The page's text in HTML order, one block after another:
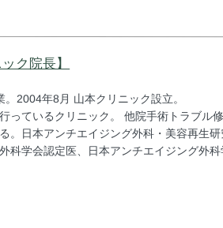
ク院長】
2004年8月 山本クリニック設立。
っているクリニック。 他院手術トラブル
。日本アンチエイジング外科・美容再生研
科学会認定医、日本アンチエイジング外